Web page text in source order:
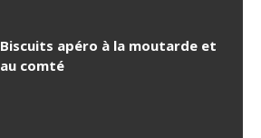
Biscuits apéro à la moutarde et
au comté